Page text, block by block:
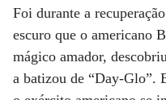
Foi durante a
escuro que o americano
mágico amador,
a batizou de “Day-Glo”.